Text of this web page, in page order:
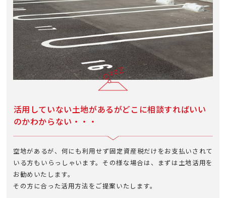
活用していない土地があるがどこに相談すればいい
のかわからない・・・
空地があるが、何にも利用せず固定資産税だけをお支払いされて
いる方もいらっしゃいます。その様な場合は、まずは土地活用を
お勧めいたします。
その方に合った活用方法をご提案いたします。